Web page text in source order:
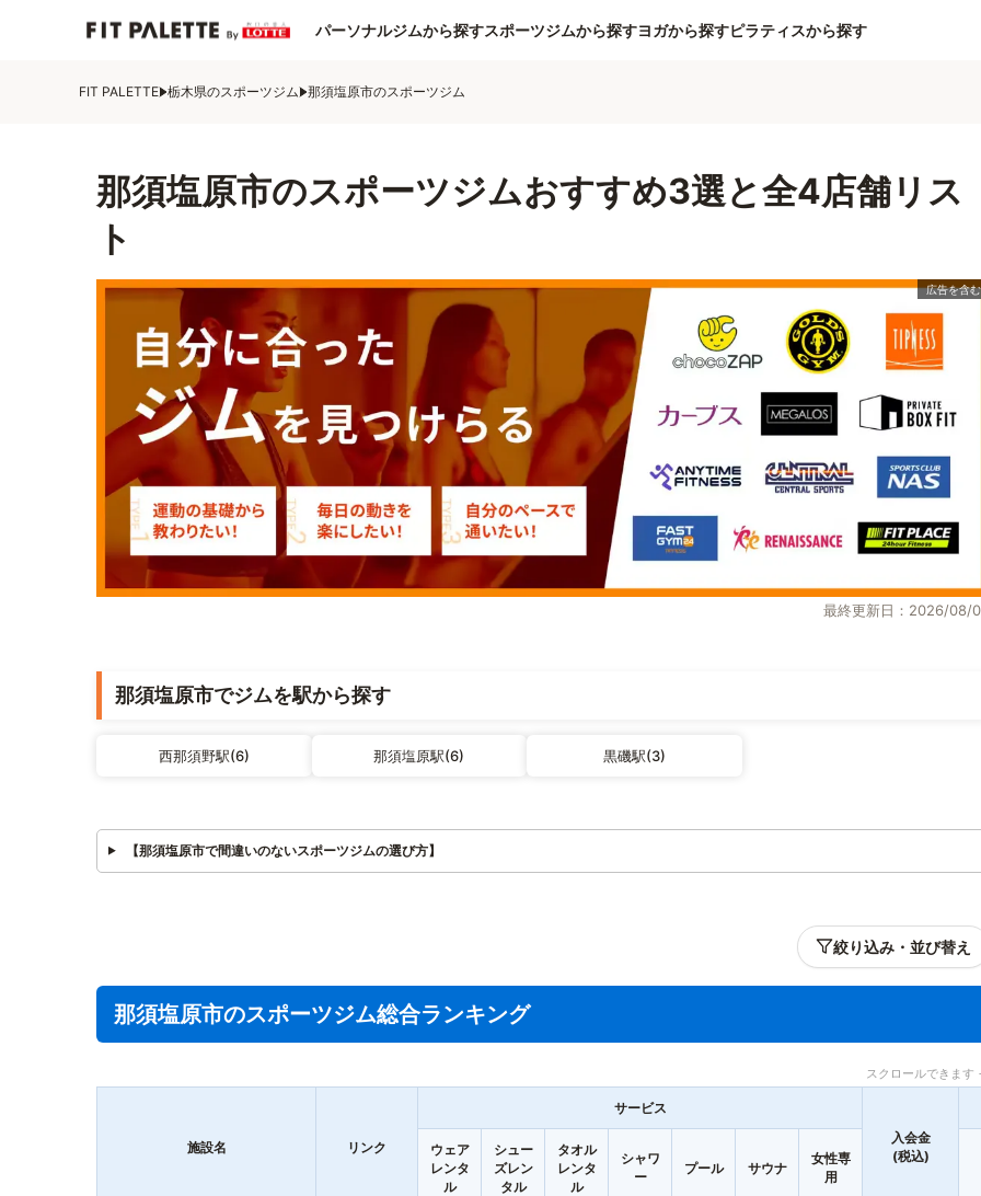
パーソナルジムから探すスポーツジムから探すヨガから探すピラティスから探す
FIT PALETTE 栃木県のスポーツジム 那須塩原市のスポーツジム
那須塩原市のスポーツジムおすすめ3選と全4店舗リス
ト
最終更新日：2026/08/
那須塩原市でジムを駅から探す
西那須野駅(6) 那須塩原駅(6) 黒磯駅(3)
【那須塩原市で間違いのないスポーツジムの選び方】
絞り込み・並び替え
那須塩原市のスポーツジム総合ランキング
スクロールできます
施設名 リンク
サービス
入会金
(税込)
ウェア
レンタ
ル
シュー
ズレン
タル
タオル
レンタ
ル
シャワ
ー
プール サウナ
女性専
用